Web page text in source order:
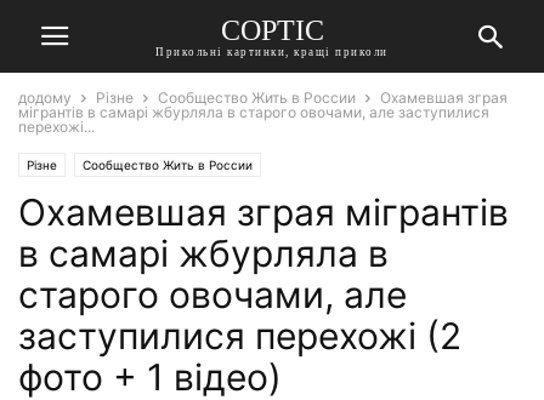
СОРТІС
Прикольні картинки, кращі приколи
додому Різне Сообщество Жить в России
Охамевшая зграя
мігрантів в самарі жбурляла в старого овочами, але заступилися
перехожі...
Різне Сообщество Жить в России
Охамевшая зграя мігрантів
в самарі жбурляла в
старого овочами, але
заступилися перехожі (2
фото + 1 відео)